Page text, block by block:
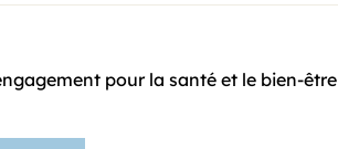
pour la santé et le bien-être